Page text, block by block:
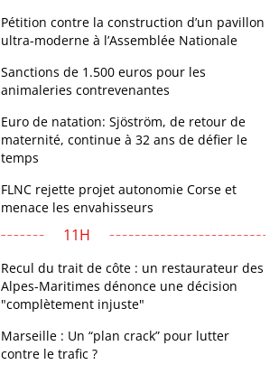
Pétition contre la construction d’un pavillon
ultra-moderne à l’Assemblée Nationale
Sanctions de 1.500 euros pour les
animaleries contrevenantes
Euro de natation: Sjöström, de retour de
maternité, continue à 32 ans de défier le
temps
FLNC rejette projet autonomie Corse et
menace les envahisseurs
11H
Recul du trait de côte : un restaurateur des
Alpes-Maritimes dénonce une décision
"complètement injuste"
Marseille : Un “plan crack” pour lutter
contre le trafic ?